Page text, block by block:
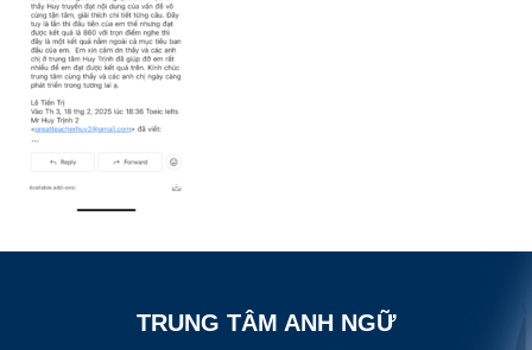
TRUNG TÂM ANH NGỮ